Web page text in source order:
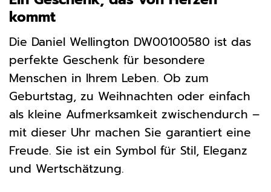
kommt
Die Daniel Wellington DW00100580 ist das
perfekte Geschenk für besondere
Menschen in Ihrem Leben. Ob zum
Geburtstag, zu Weihnachten oder einfach
als kleine Aufmerksamkeit zwischendurch –
mit dieser Uhr machen Sie garantiert eine
Freude. Sie ist ein Symbol für Stil, Eleganz
und Wertschätzung.